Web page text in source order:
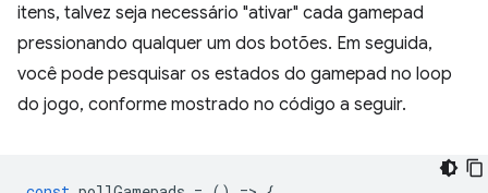
itens, talvez seja necessário "ativar" cada gamepad
pressionando qualquer um dos botões. Em seguida,
você pode pesquisar os estados do gamepad no loop
do jogo, conforme mostrado no código a seguir.